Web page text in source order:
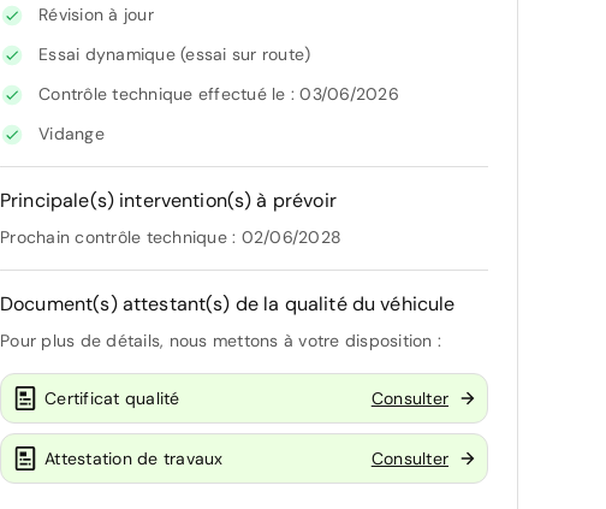
Révision à jour
Essai dynamique (essai sur route)
Contrôle technique effectué le : 03/06/2026
Vidange
Principale(s) intervention(s) à prévoir
Prochain contrôle technique : 02/06/2028
Document(s) attestant(s) de la qualité du véhicule
Pour plus de détails, nous mettons à votre disposition :
Certificat qualité Consulter
Attestation de travaux Consulter